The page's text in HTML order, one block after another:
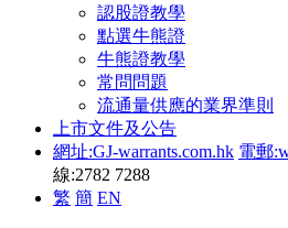
認股證教學
點選牛熊證
牛熊證教學
常問問題
流通量供應的業界準則
上市文件及公告
網址:GJ-warrants.com.hk 電郵
線:2782 7288
繁 簡 EN